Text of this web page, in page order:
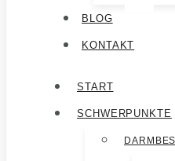
BLOG
KONTAKT
START
SCHWERPUNKTE